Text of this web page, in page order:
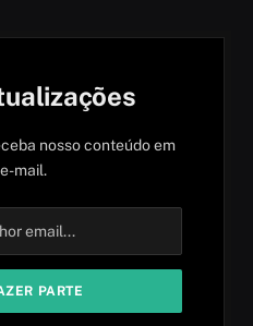
nosso conteúdo em
mail.